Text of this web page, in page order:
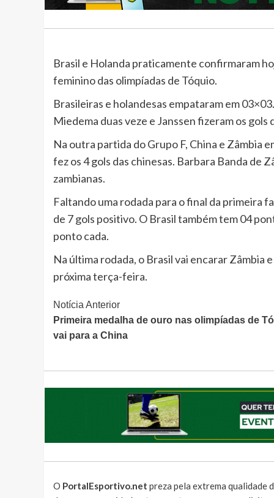
Brasil e Holanda praticamente confirmaram
feminino das olimpíadas de Tóquio.
Brasileiras e holandesas empataram em
Miedema duas veze e Janssen fizeram os gols
Na outra partida do Grupo F, China e Zâmbia
fez os 4 gols das chinesas. Barbara Banda de
zambianas.
Faltando uma rodada para o final da primeira
de 7 gols positivo. O Brasil também tem 04
ponto cada.
Na última rodada, o Brasil vai encarar Zâmbia
próxima terça-feira.
Continue
Lendo
Notícia Anterior
Primeira medalha de ouro nas olimpíadas de
vai para a China
O PortalEsportivo.net preza pela extrema qualidade